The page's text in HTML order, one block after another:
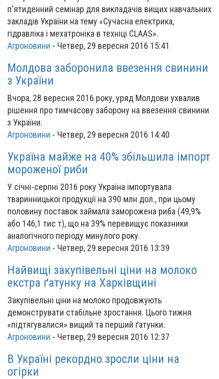
п'ятиденний семінар для викладачів вищих навчальних
закладів України на тему «Сучасна електрика,
гідравліка і мехатроніка в техніці CLAAS».
Агроновини - Четвер, 29 вересня 2016 15:41
Молдова заборонила ввезення свинини
з України
Вчора, 28 вересня 2016 року, уряд Молдови ухвалив
рішення про тимчасову заборону на ввезення свинини
з України.
Агроновини - Четвер, 29 вересня 2016 14:40
Україна майже на 40% збільшила імпорт
мороженої риби
У січні-серпні 2016 року Україна імпортувала
тваринницької продукції на 390 млн дол., при цьому
половину поставок займала заморожена риба (49,9%
або 146,1 тис т), що на 39% перевищує показники
аналогічного періоду минулого року.
Агроновини - Четвер, 29 вересня 2016 13:39
Найвищі закупівельні ціни на молоко
екстра ґатунку на Харківщині
Закупівельні ціни на молоко продовжують
демонструвати стабільне зростання. Цього тижня
«підтягувалися» вищий та перший ґатунки.
Агроновини - Четвер, 29 вересня 2016 12:37
В Україні рекордно зросли ціни на
огірки